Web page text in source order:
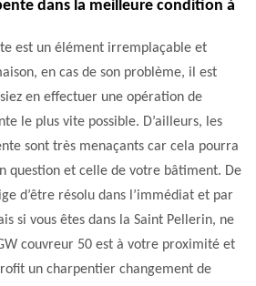
dans la meilleure condition à
est un élément irremplaçable et
en cas de son problème, il est
en effectuer une opération de
le plus vite possible. D’ailleurs, les
sont très menaçants car cela pourra
question et celle de votre bâtiment. De
d’être résolu dans l’immédiat et par
si vous êtes dans la Saint Pellerin, ne
couvreur 50 est à votre proximité et
un charpentier changement de